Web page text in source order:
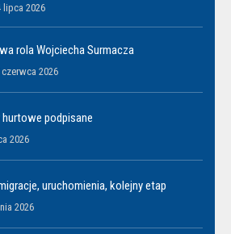
lipca 2026
rola Wojciecha Surmacza
czerwca 2026
podpisane
2026
uruchomienia, kolejny etap
2026